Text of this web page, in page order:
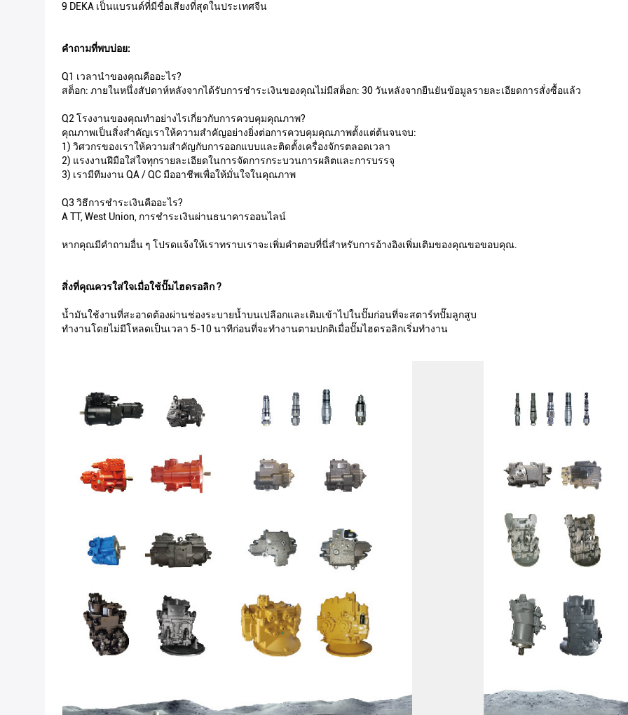
9 DEKA เป็นแบรนด์ที่มีชื่อเสียงที่สุดในประเทศจีน
คำถามที่พบบ่อย:
Q1 เวลานำของคุณคืออะไร?
สต็อก: ภายในหนึ่งสัปดาห์หลังจากได้รับการชำระเงินของคุณไม่มีสต็อก: 30 วันหลังจากยืนยันข้อมูลรายละเอียดการสั่งซื้อแล้ว
Q2 โรงงานของคุณทำอย่างไรเกี่ยวกับการควบคุมคุณภาพ?
คุณภาพเป็นสิ่งสำคัญเราให้ความสำคัญอย่างยิ่งต่อการควบคุมคุณภาพตั้งแต่ต้นจนจบ:
1) วิศวกรของเราให้ความสำคัญกับการออกแบบและติดตั้งเครื่องจักรตลอดเวลา
2) แรงงานฝีมือใส่ใจทุกรายละเอียดในการจัดการกระบวนการผลิตและการบรรจุ
3) เรามีทีมงาน QA / QC มืออาชีพเพื่อให้มั่นใจในคุณภาพ
Q3 วิธีการชำระเงินคืออะไร?
A TT, West Union, การชำระเงินผ่านธนาคารออนไลน์
หากคุณมีคำถามอื่น ๆ โปรดแจ้งให้เราทราบเราจะเพิ่มคำตอบที่นี่สำหรับการอ้างอิงเพิ่มเติมของคุณขอขอบคุณ.
สิ่งที่คุณควรใส่ใจเมื่อใช้ปั๊มไฮดรอลิก ?
น้ำมันใช้งานที่สะอาดต้องผ่านช่องระบายน้ำบนเปลือกและเติมเข้าไปในปั๊มก่อนที่จะสตาร์ทปั๊มลูกสูบ
ทำงานโดยไม่มีโหลดเป็นเวลา 5-10 นาทีก่อนที่จะทำงานตามปกติเมื่อปั๊มไฮดรอลิกเริ่มทำงาน